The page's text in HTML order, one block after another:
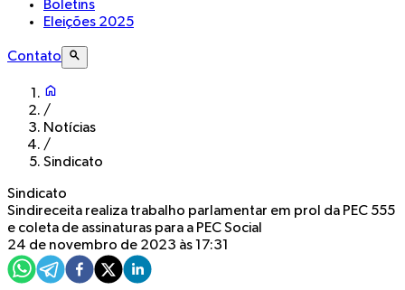
Boletins
Eleições 2025
Contato
/
Notícias
/
Sindicato
Sindicato
Sindireceita realiza trabalho parlamentar em prol da PEC 555
e coleta de assinaturas para a PEC Social
24 de novembro de 2023 às 17:31